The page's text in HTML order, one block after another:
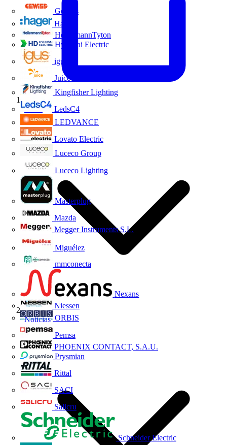
Gewiss
Hager
HellermannTyton
Hyundai Electric
igus
Juice Technology
Kingfisher Lighting
LedsC4
LEDVANCE
Lovato Electric
Luceco Group
Luceco Lighting
Masterplug
Mazda
Megger Instruments S.L.
Miguélez
mmconecta
Nexans
Niessen
ORBIS
Pemsa
PHOENIX CONTACT, S.A.U.
Prysmian
Rittal
SACI
Salicru
Schneider Electric
Inicio
Noticias